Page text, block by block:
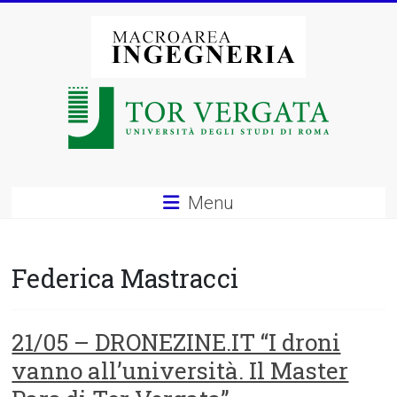
Macroarea
degli
di
Roma
Menu
Federica Mastracci
21/05 – DRONEZINE.IT “I droni
vanno all’università. Il Master